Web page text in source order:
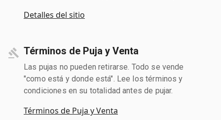
Detalles del sitio
Términos de Puja y Venta
Las pujas no pueden retirarse. Todo se vende
"como está y donde está". Lee los términos y
condiciones en su totalidad antes de pujar.
Términos de Puja y Venta